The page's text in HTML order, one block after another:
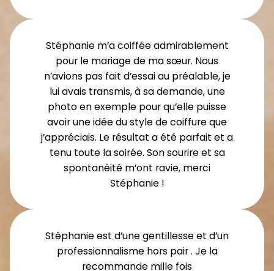
Stéphanie m’a coiffée admirablement
pour le mariage de ma sœur. Nous
n’avions pas fait d’essai au préalable, je
lui avais transmis, à sa demande, une
photo en exemple pour qu’elle puisse
avoir une idée du style de coiffure que
j’appréciais. Le résultat a été parfait et a
tenu toute la soirée. Son sourire et sa
spontanéité m’ont ravie, merci
Stéphanie !
Stéphanie est d’une gentillesse et d’un
professionnalisme hors pair . Je la
recommande mille fois